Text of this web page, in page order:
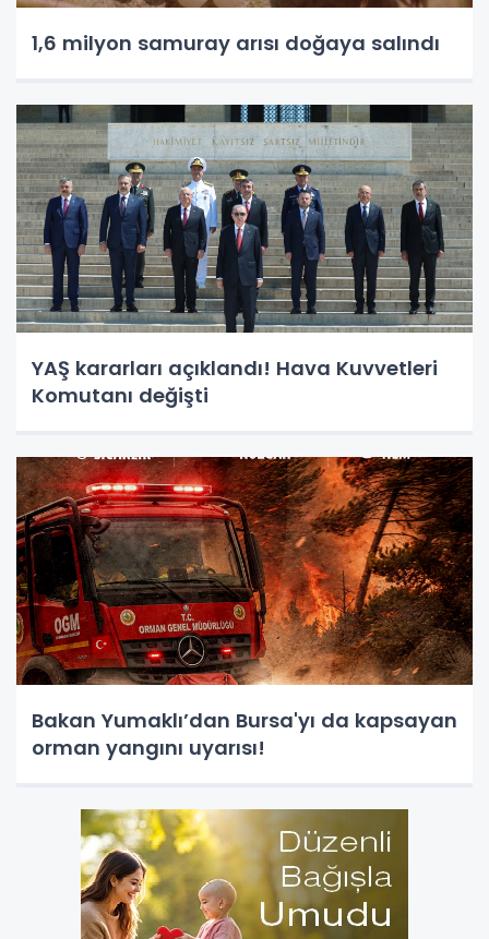
1,6 milyon samuray arısı doğaya salındı
YAŞ kararları açıklandı! Hava Kuvvetleri
Komutanı değişti
Bakan Yumaklı’dan Bursa'yı da kapsayan
orman yangını uyarısı!